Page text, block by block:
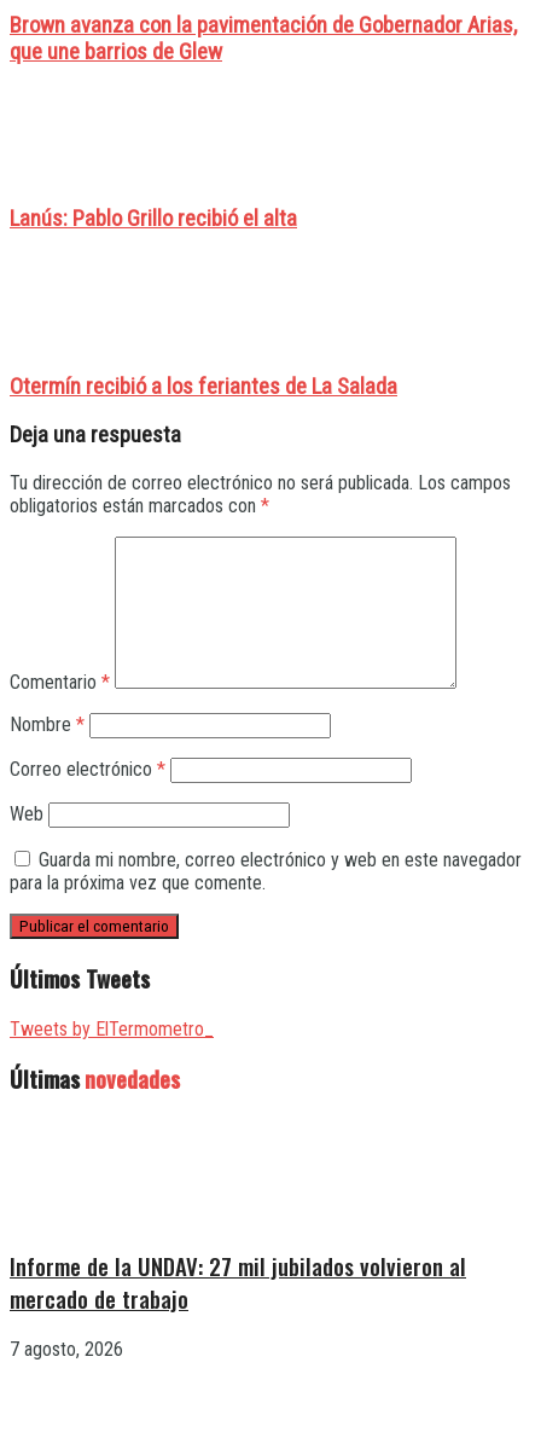
Brown avanza con la pavimentación de Gobernador Arias,
que une barrios de Glew
Lanús: Pablo Grillo recibió el alta
Otermín recibió a los feriantes de La Salada
Deja una respuesta
Tu dirección de correo electrónico no será publicada. Los campos
obligatorios están marcados con *
Comentario *
Nombre *
Correo electrónico *
Web
Guarda mi nombre, correo electrónico y web en este navegador
para la próxima vez que comente.
Últimos Tweets
Tweets by ElTermometro_
Últimasnovedades
Informe de la UNDAV: 27 mil jubilados volvieron al
mercado de trabajo
7 agosto, 2026